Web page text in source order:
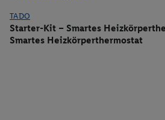
TADO
Starter-Kit – Smartes
Smartes Heizkörperthermostat